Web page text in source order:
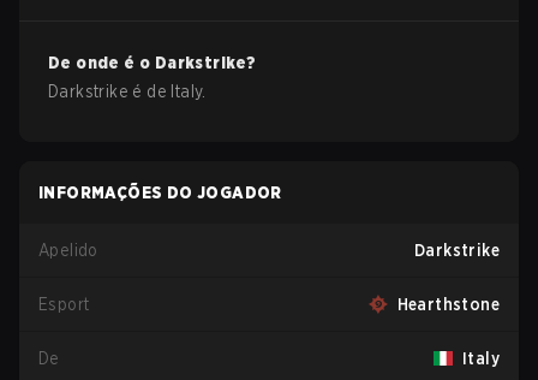
De onde é o Darkstrike?
Darkstrike é de Italy.
INFORMAÇÕES DO JOGADOR
Apelido Darkstrike
Esport Hearthstone
De Italy